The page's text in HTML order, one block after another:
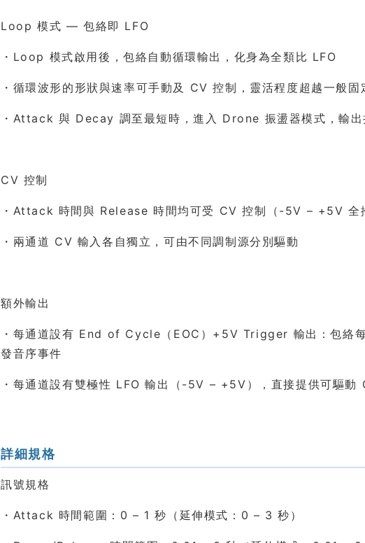
Loop 模式 — 包絡即 LFO
・Loop 模式啟用後，包絡自動循環輸出，化身為全類比 LFO
・循環波形的形狀與速率可手動及 CV 控制，靈活程度超越一般固
・Attack 與 Decay 調至最短時，進入 Drone 振盪器模式，輸出
CV 控制
・Attack 時間與 Release 時間均可受 CV 控制（-5V – +5V 全
・兩通道 CV 輸入各自獨立，可由不同調制源分別驅動
額外輸出
・每通道設有 End of Cycle（EOC）+5V Trigger 輸出：包絡
發音序事件
・每通道設有雙極性 LFO 輸出（-5V – +5V），直接提供可驅動
詳細規格
訊號規格
・Attack 時間範圍：0 – 1 秒（延伸模式：0 – 3 秒）